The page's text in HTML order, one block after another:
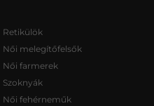
Retikülök
Női melegítőfelsők
Női farmerek
Szoknyák
Női fehérneműk